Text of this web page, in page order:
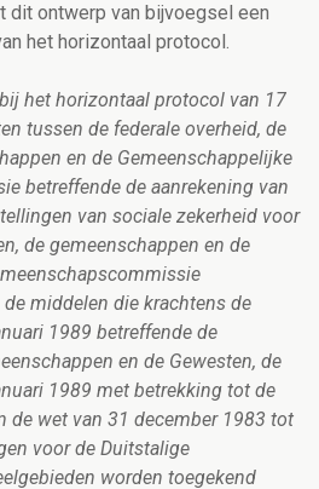
dit ontwerp van bijvoegsel een
het horizontaal protocol.
het horizontaal protocol van 17
tussen de federale overheid, de
en de Gemeenschappelijke
betreffende de aanrekening van
van sociale zekerheid voor
de gemeenschappen en de
middelen die krachtens de
1989 betreffende de
en de Gewesten, de
1989 met betrekking tot de
de wet van 31 december 1983 tot
voor de Duitstalige
worden toegekend